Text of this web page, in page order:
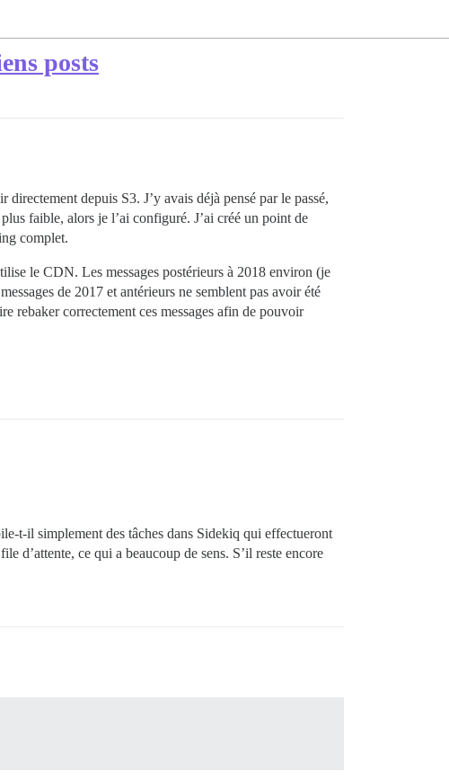
posts
depuis S3. J’y avais déjà pensé par le passé,
faible, alors je l’ai configuré. J’ai créé un point de
complet.
le CDN. Les messages postérieurs à 2018 environ (je
de 2017 et antérieurs ne semblent pas avoir été
rebaker correctement ces messages afin de pouvoir
t-il simplement des tâches dans Sidekiq qui effectueront
d’attente, ce qui a beaucoup de sens. S’il reste encore